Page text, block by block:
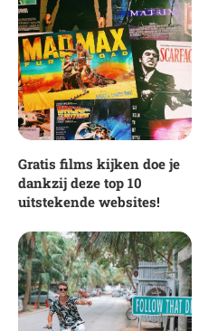
Gratis films kijken doe je
dankzij deze top 10
uitstekende websites!